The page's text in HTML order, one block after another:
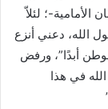
؛ لئلاّ
الله، دعني أنزع
أبدًا”، ورفض
في هذا